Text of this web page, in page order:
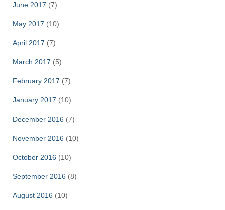
June 2017 (7)
May 2017 (10)
April 2017 (7)
March 2017 (5)
February 2017 (7)
January 2017 (10)
December 2016 (7)
November 2016 (10)
October 2016 (10)
September 2016 (8)
August 2016 (10)